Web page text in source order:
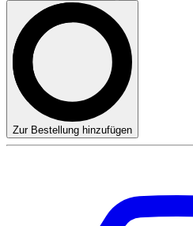
Zur Bestellung hinzufügen